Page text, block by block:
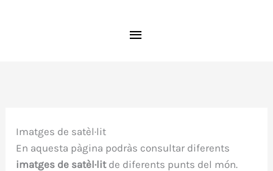
Imatges de satèl·lit
En aquesta pàgina podràs consultar diferents
imatges de satèl·litde diferents punts del món.